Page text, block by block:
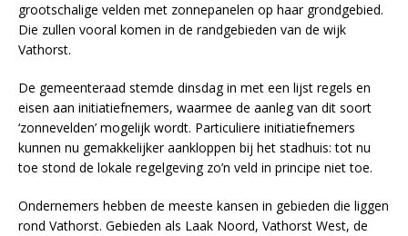
grootschalige velden met zonnepanelen op haar grondgebied.
Die zullen vooral komen in de randgebieden van de wijk
Vathorst.
De gemeenteraad stemde dinsdag in met een lijst regels en
eisen aan initiatiefnemers, waarmee de aanleg van dit soort
‘zonnevelden’ mogelijk wordt. Particuliere initiatiefnemers
kunnen nu gemakkelijker aankloppen bij het stadhuis: tot nu
toe stond de lokale regelgeving zo’n veld in principe niet toe.
Ondernemers hebben de meeste kansen in gebieden die liggen
rond Vathorst. Gebieden als Laak Noord, Vathorst West, de